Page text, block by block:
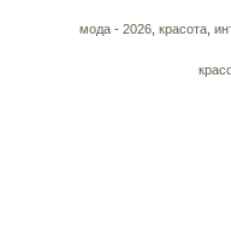
мода - 2026, красота,